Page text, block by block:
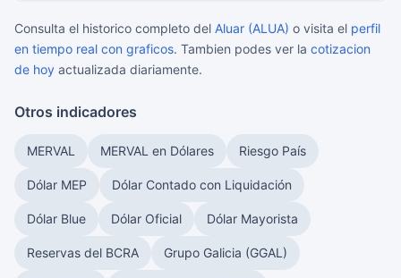
Consulta el historico completo del Aluar (ALUA) o visita el perfil
en tiempo real con graficos. Tambien podes ver la cotizacion
de hoy actualizada diariamente.
Otros indicadores
MERVAL MERVAL en Dólares Riesgo País
Dólar MEP Dólar Contado con Liquidación
Dólar Blue Dólar Oficial Dólar Mayorista
Reservas del BCRA Grupo Galicia (GGAL)